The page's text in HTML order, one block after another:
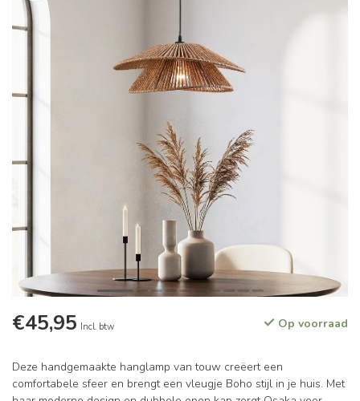
€45,95 Incl. btw Op voorraad
Deze handgemaakte hanglamp van touw creëert een
comfortabele sfeer en brengt een vleugje Boho stijl in je huis. Met